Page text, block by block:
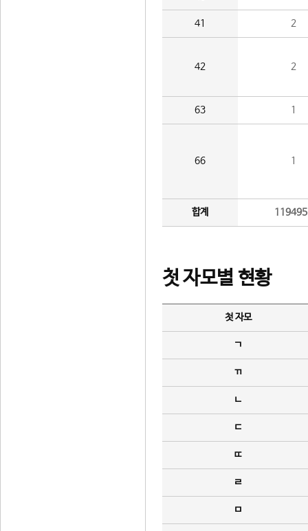
41 2
42 2
63 1
66 1
합계
첫 자모별 현황
첫 자모
ㄱ
ㄲ
ㄴ
ㄷ
ㄸ
ㄹ
ㅁ